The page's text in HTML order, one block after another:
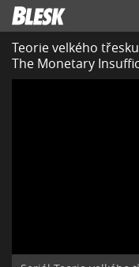
Teorie velkého
The Monetary